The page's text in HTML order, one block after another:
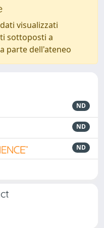
visualizzati
sottoposti a
parte dell'ateneo
ND
ND
ND